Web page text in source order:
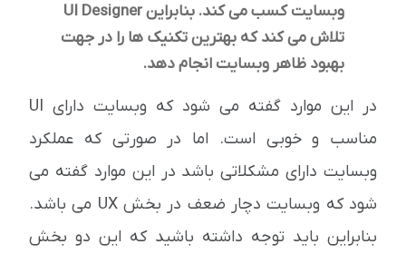
وبسایت کسب می کند. بنابراین UI Designer
تلاش می کند که بهترین تکنیک ها را در جهت
بهبود ظاهر وبسایت انجام دهد.
در این موارد گفته می شود که وبسایت دارای UI
مناسب و خوبی است. اما در صورتی که عملکرد
وبسایت دارای مشکلاتی باشد در این موارد گفته می
شود که وبسایت دچار ضعف در بخش UX می باشد.
بنابراین باید توجه داشته باشید که این دو بخش